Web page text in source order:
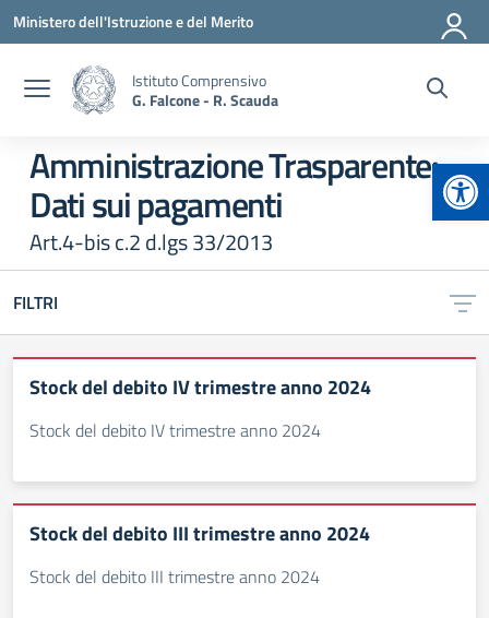
Vai ai contenuti
Vai al menu di navigazione
Vai al footer
Ministero dell'Istruzione e del Merito
Istituto Comprensivo
G. Falcone - R. Scauda
Amministrazione Trasparente:
Dati sui pagamenti
Art.4-bis c.2 d.lgs 33/2013
FILTRI
Stock del debito IV trimestre anno 2024
Stock del debito IV trimestre anno 2024
Stock del debito III trimestre anno 2024
Stock del debito III trimestre anno 2024